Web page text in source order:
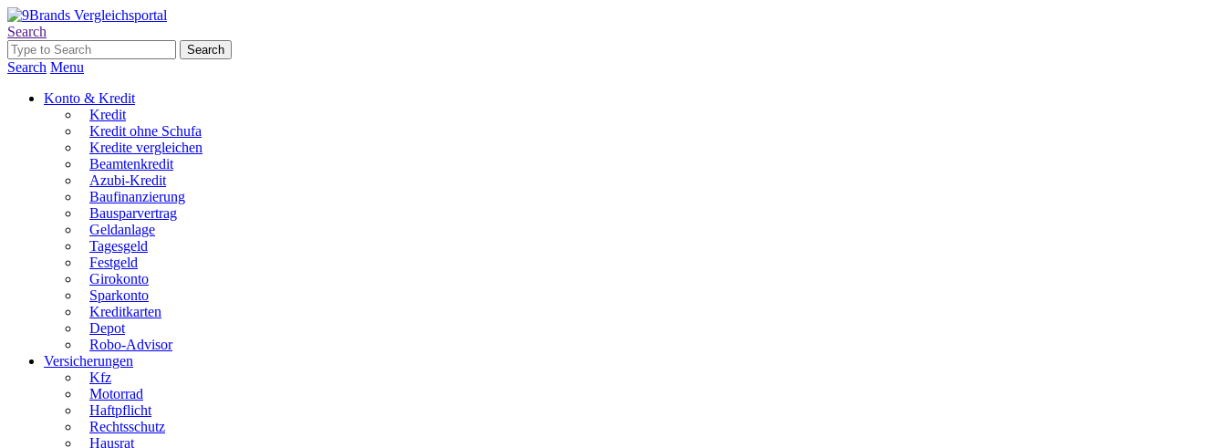
Search
Search Menu
Konto & Kredit
Kredit
Kredit ohne Schufa
Kredite vergleichen
Beamtenkredit
Azubi-Kredit
Baufinanzierung
Bausparvertrag
Geldanlage
Tagesgeld
Festgeld
Girokonto
Sparkonto
Kreditkarten
Depot
Robo-Advisor
Versicherungen
Kfz
Motorrad
Haftpflicht
Rechtsschutz
Hausrat